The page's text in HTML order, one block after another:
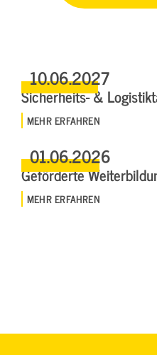
10.06.2027
Sicherheits- &
MEHR ERFAHREN
01.06.2026
Geförderte
MEHR ERFAHREN